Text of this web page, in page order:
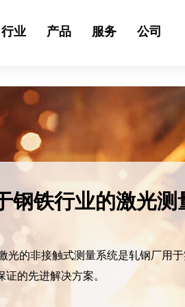
行业 产品 服务 公司
微信公众号
过微信端更及时的获取和我们产品相
阅